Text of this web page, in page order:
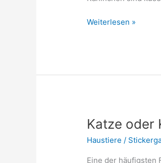
Kaninchen
Blick
Weiterlesen »
Katze oder
Haustiere /
Eine der häufigsten